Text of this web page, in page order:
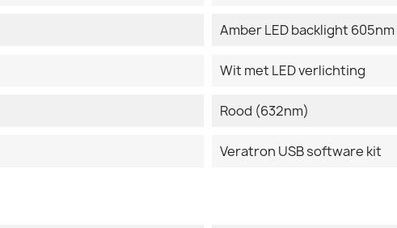
Amber LED backlight 605nm
Wit met LED verlichting
Rood (632nm)
Veratron USB software kit